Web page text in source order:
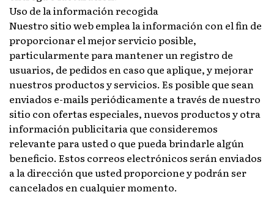
Uso de la información recogida
Nuestro sitio web emplea la información con el fin de
proporcionar el mejor servicio posible,
particularmente para mantener un registro de
usuarios, de pedidos en caso que aplique, y mejorar
nuestros productos y servicios. Es posible que sean
enviados e-mails periódicamente a través de nuestro
sitio con ofertas especiales, nuevos productos y otra
información publicitaria que consideremos
relevante para usted o que pueda brindarle algún
beneficio. Estos correos electrónicos serán enviados
a la dirección que usted proporcione y podrán ser
cancelados en cualquier momento.